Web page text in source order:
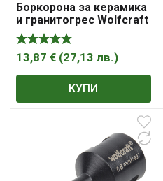
Боркорона за керамика
и гранитогрес Wolfcraft
с диамантена посипка с
резба М14х2 6 мм, 35
мм
13,87 € (27,13 лв.)
КУПИ